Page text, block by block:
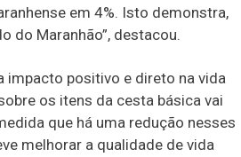
em 4%. Isto demonstra,
do Maranhão”, destacou.
impacto positivo e direto na vida
os itens da cesta básica vai
que há uma redução nesses
melhorar a qualidade de vida